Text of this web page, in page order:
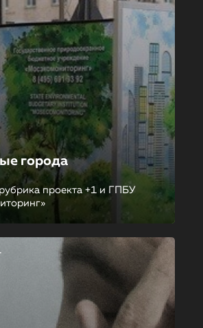
города
проекта +1 и ГПБУ